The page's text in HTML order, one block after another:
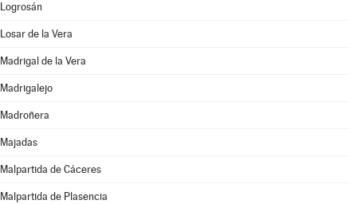
Logrosán
Losar de la Vera
Madrigal de la Vera
Madrigalejo
Madroñera
Majadas
Malpartida de Cáceres
Malpartida de Plasencia